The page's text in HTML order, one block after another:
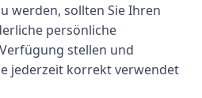
werden, sollten Sie Ihren
persönliche
stellen und
jederzeit korrekt verwendet